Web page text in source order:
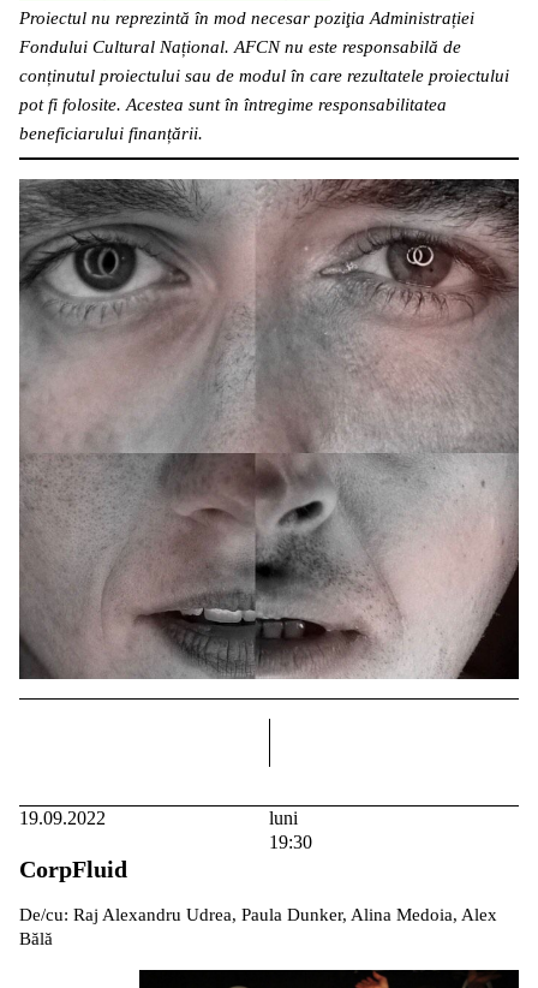
Proiectul nu reprezintă în mod necesar poziţia Administrației
Fondului Cultural Național. AFCN nu este responsabilă de
conținutul proiectului sau de modul în care rezultatele proiectului
pot fi folosite. Acestea sunt în întregime responsabilitatea
beneficiarului finanțării.
19.09.2022
luni
19:30
CorpFluid
De/cu: Raj Alexandru Udrea, Paula Dunker, Alina Medoia, Alex
Bălă